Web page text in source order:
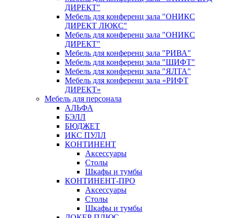
ДИРЕКТ"
Мебель для конференц зала "ОНИКС
ДИРЕКТ ЛЮКС"
Мебель для конференц зала "ОНИКС
ДИРЕКТ"
Мебель для конференц зала "РИВА"
Мебель для конференц зала "ШИФТ"
Мебель для конференц зала "ЯЛТА"
Мебель для конференц зала «РИФТ
ДИРЕКТ»
Мебель для персонала
АЛЬФА
БЭЛЛ
БЮДЖЕТ
ИКС ПУЛЛ
КОНТИНЕНТ
Аксессуары
Столы
Шкафы и тумбы
КОНТИНЕНТ-ПРО
Аксессуары
Столы
Шкафы и тумбы